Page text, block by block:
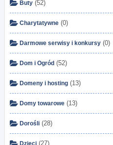
Buty (52)
Charytatywne (0)
Darmowe serwisy i konkursy (0)
Dom i Ogród (52)
Domeny i hosting (13)
Domy towarowe (13)
Dorośli (28)
Dzieci (27)